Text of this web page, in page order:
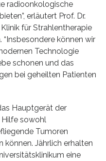
radioonkologische
erläutert Prof. Dr.
für Strahlentherapie
“Insbesondere können wir
Technologie
schonen und das
bei geheilten Patienten
Hauptgerät der
sowohl
Tumoren
Jährlich erhalten
eine